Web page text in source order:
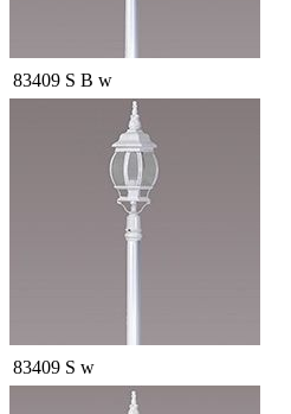
83409 S B w
83409 S w